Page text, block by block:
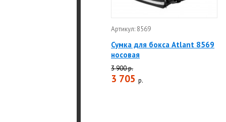
Артикул: 8569
Сумка для бокса Atlant 8569
носовая
3 900 р.
3 705 р.